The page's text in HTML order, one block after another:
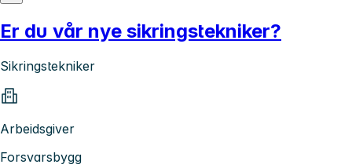
Er du vår nye sikringstekniker?
Sikringstekniker
Arbeidsgiver
Forsvarsbygg